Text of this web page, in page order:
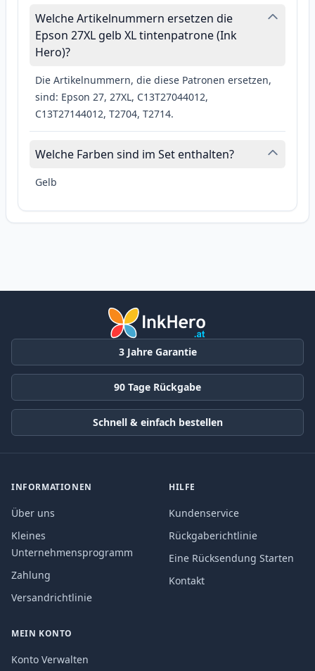
Welche Artikelnummern ersetzen die
Epson 27XL gelb XL tintenpatrone (Ink
Hero)?
Die Artikelnummern, die diese Patronen ersetzen,
sind: Epson 27, 27XL, C13T27044012,
C13T27144012, T2704, T2714.
Welche Farben sind im Set enthalten?
Gelb
3 Jahre Garantie
90 Tage Rückgabe
Schnell & einfach bestellen
INFORMATIONEN
Über uns
Kleines
Unternehmensprogramm
Zahlung
Versandrichtlinie
HILFE
Kundenservice
Rückgaberichtlinie
Eine Rücksendung Starten
Kontakt
MEIN KONTO
Konto Verwalten